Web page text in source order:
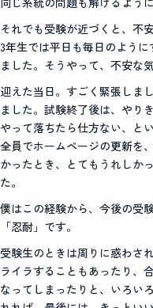
それでも受験が近づくと、不
3年生では平日も毎日のよう
ました。そうやって、不安な
迎えた当日。すごく緊張しま
ました。試験終了後は、やり
やって落ちたら仕方ない、と
全員でホームページの更新を
かったとき、とてもうれしか
た。
僕はこの経験から、今後の受
「忍耐」です。
受験生のときは周りに惑わさ
ライラすることもあったり、
なってしまったりと、いろい